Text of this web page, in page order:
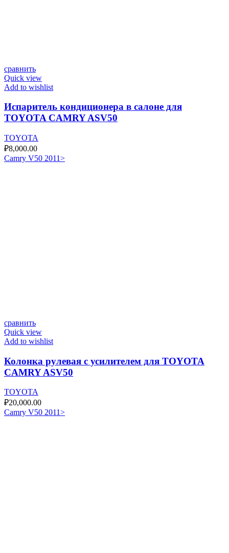
сравнить
Quick view
Add to wishlist
Испаритель кондиционера в салоне для
TOYOTA CAMRY ASV50
TOYOTA
₽8,000.00
Camry V50 2011>
сравнить
Quick view
Add to wishlist
Колонка рулевая с усилителем для TOYOTA
CAMRY ASV50
TOYOTA
₽20,000.00
Camry V50 2011>